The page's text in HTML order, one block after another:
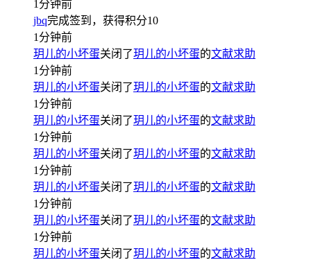
1分钟前
jbq完成签到，获得积分10
1分钟前
玥儿的小坏蛋关闭了玥儿的小坏蛋的文献求助
1分钟前
玥儿的小坏蛋关闭了玥儿的小坏蛋的文献求助
1分钟前
玥儿的小坏蛋关闭了玥儿的小坏蛋的文献求助
1分钟前
玥儿的小坏蛋关闭了玥儿的小坏蛋的文献求助
1分钟前
玥儿的小坏蛋关闭了玥儿的小坏蛋的文献求助
1分钟前
玥儿的小坏蛋关闭了玥儿的小坏蛋的文献求助
1分钟前
玥儿的小坏蛋关闭了玥儿的小坏蛋的文献求助